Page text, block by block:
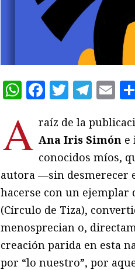
WhatsApp
Facebook
Twitter
A raíz de la
Ana Iris Simón e
conocidos míos,
autora —sin desmerecer
hacerse con un ejemplar
(Círculo de Tiza),
menosprecian o,
creación parida en esta
por “lo nuestro”, por